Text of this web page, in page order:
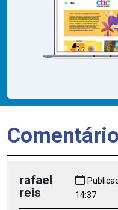
rafael
reis
14:37